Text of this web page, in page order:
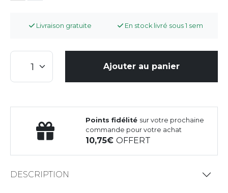
Livraison gratuite En stock livré sous 1 sem
Ajouter au panier
Points fidélité sur votre prochaine
commande pour votre achat
10,75OFFERT
DESCRIPTION